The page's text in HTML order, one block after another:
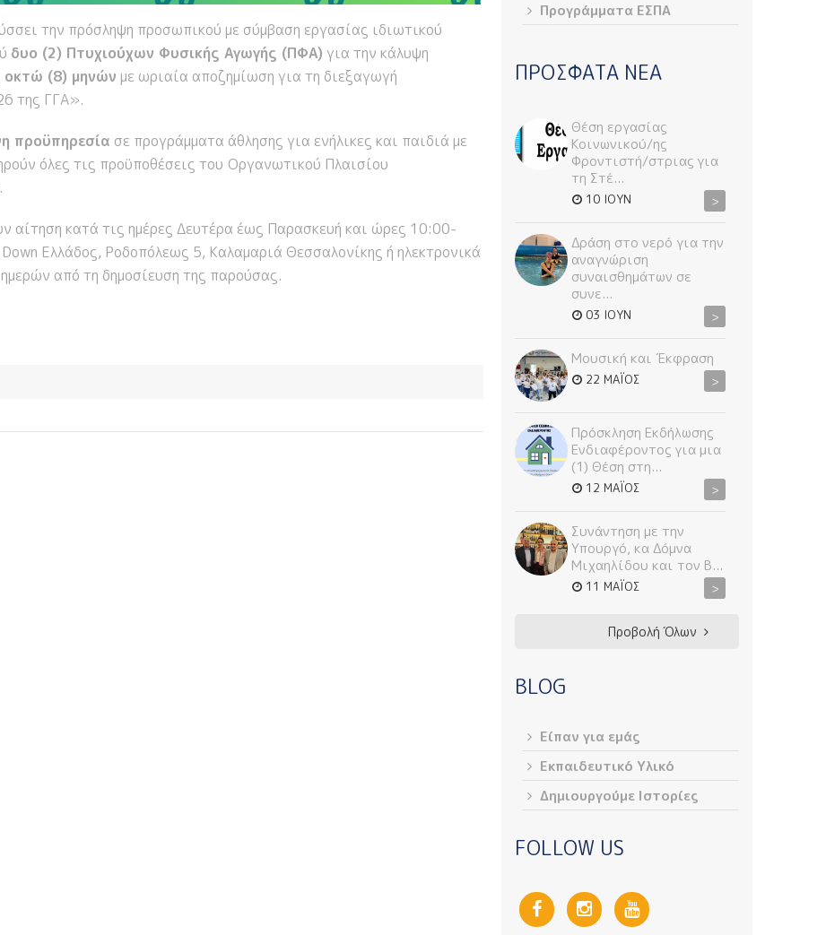
την πρόσληψη προσωπικού με σύμβαση εργασίας ιδιωτικού
δυο (2) Πτυχιούχων Φυσικής Αγωγής (ΠΦΑ) για την κάλυψη
οκτώ (8) μηνών με ωριαία αποζημίωση για τη διεξαγωγή
της ΓΓΑ».
προϋπηρεσία σε προγράμματα άθλησης για ενήλικες και παιδιά με
όλες τις προϋποθέσεις του Οργανωτικού Πλαισίου
αίτηση κατά τις ημέρες Δευτέρα έως Παρασκευή και ώρες 10:00-
Ελλάδος, Ροδοπόλεως 5, Καλαμαριά Θεσσαλονίκης ή ηλεκτρονικά
από τη δημοσίευση της παρούσας.
Προγράμματα ΕΣΠΑ
ΠΡΟΣΦΑΤΑ ΝΕΑ
Θέση εργασίας
Κοινωνικού/ης
Φροντιστή/στριας για
τη Στέ...
10 ΙΟΥΝ >
Δράση στο νερό για την
αναγνώριση
συναισθημάτων σε
συνε...
03 ΙΟΥΝ >
Μουσική και Έκφραση
22 ΜΆΙΟΣ >
Πρόσκληση Εκδήλωσης
Ενδιαφέροντος για μια
(1) Θέση στη...
12 ΜΆΙΟΣ >
Συνάντηση με την
Υπουργό, κα Δόμνα
Μιχαηλίδου και τον Β...
11 ΜΆΙΟΣ >
Προβολή Όλων
BLOG
Είπαν για εμάς
Εκπαιδευτικό Υλικό
Δημιουργούμε Ιστορίες
FOLLOW US